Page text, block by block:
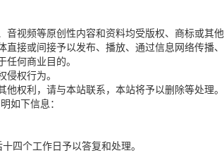
视频等原创性内容和资料均受版权、商标或其他
接或间接予以发布、播放、通过信息网络传播、
何商业目的。
权行为。
权利，请与本站联系，本站将予以删除等处理。
如下信息：
四个工作日予以答复和处理。